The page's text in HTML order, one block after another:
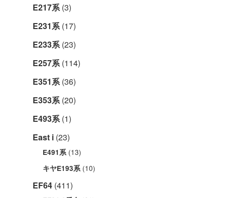
E217系(3)
E231系(17)
E233系(23)
E257系(114)
E351系(36)
E353系(20)
E493系(1)
East i (23)
E491系(13)
キヤE193系(10)
EF64 (411)